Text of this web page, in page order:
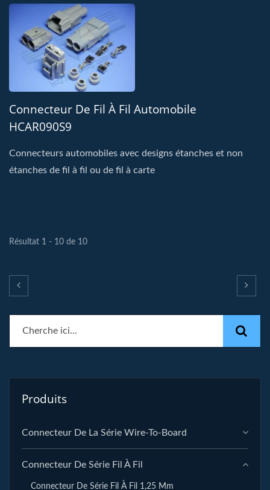
Connecteur De Fil À Fil Automobile
HCAR090S9
Connecteurs automobiles avec designs étanches et non
étanches de fil à fil ou de fil à carte
Résultat 1 - 10 de 10
Produits
Connecteur De La Série Wire-To-Board
Connecteur De Série Fil À Fil
Connecteur De Série Fil À Fil 1,25 Mm